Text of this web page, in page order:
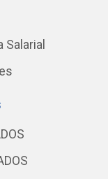
Salarial